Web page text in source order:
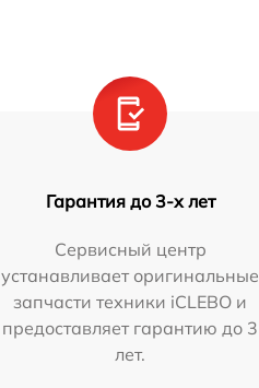
Гарантия до 3-х лет
Сервисный центр
устанавливает оригинальные
запчасти техники iCLEBO и
предоставляет гарантию до 3
лет.